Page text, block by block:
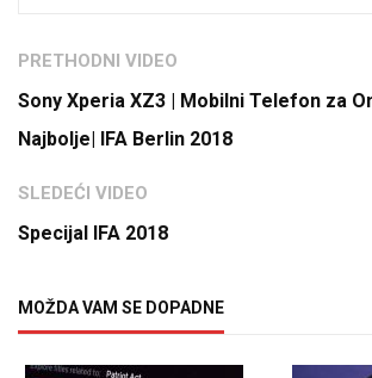
PRETHODNI VIDEO
Sony Xperia XZ3 | Mobilni Telefon za
Najbolje| IFA Berlin 2018
SLEDEĆI VIDEO
Specijal IFA 2018
MOŽDA VAM SE DOPADNE